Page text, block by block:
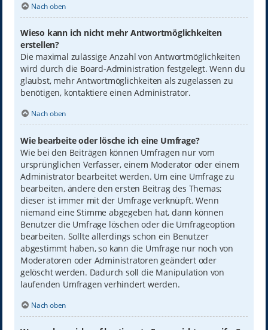
Nach oben
Wieso kann ich nicht mehr Antwortmöglichkeiten
erstellen?
Die maximal zulässige Anzahl von Antwortmöglichkeiten
wird durch die Board-Administration festgelegt. Wenn du
glaubst, mehr Antwortmöglichkeiten als zugelassen zu
benötigen, kontaktiere einen Administrator.
Nach oben
Wie bearbeite oder lösche ich eine Umfrage?
Wie bei den Beiträgen können Umfragen nur vom
ursprünglichen Verfasser, einem Moderator oder einem
Administrator bearbeitet werden. Um eine Umfrage zu
bearbeiten, ändere den ersten Beitrag des Themas;
dieser ist immer mit der Umfrage verknüpft. Wenn
niemand eine Stimme abgegeben hat, dann können
Benutzer die Umfrage löschen oder die Umfrageoption
bearbeiten. Sollte allerdings schon ein Benutzer
abgestimmt haben, so kann die Umfrage nur noch von
Moderatoren oder Administratoren geändert oder
gelöscht werden. Dadurch soll die Manipulation von
laufenden Umfragen verhindert werden.
Nach oben